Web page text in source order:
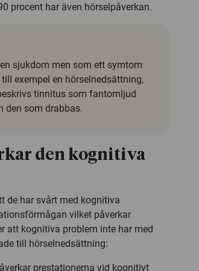
procent har även hörselpåverkan.
sjukdom men som ett symtom
exempel en hörselnedsättning,
tinnitus som fantomljud
den som drabbas.
den kognitiva
de har svårt med kognitiva
vilket påverkar
att kognitiva problem inte har med
till hörselnedsättning:
prestationerna vid kognitivt